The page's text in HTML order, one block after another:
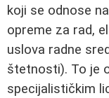
koji se odnose
opreme za rad,
uslova radne
štetnosti). To je
specijalističkim